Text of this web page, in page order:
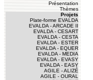
Présentation
Thèmes
Projets
Plate-forme EVALDA
EVALDA - ARCADE II
EVALDA - CESART
EVALDA - CESTA
EVALDA - ESTER
EVALDA - EQUER
EVALDA - MEDIA
EVALDA - EVASY
EVALDA - EASY
AGILE - ALIZÉ
AGILE - OURAL